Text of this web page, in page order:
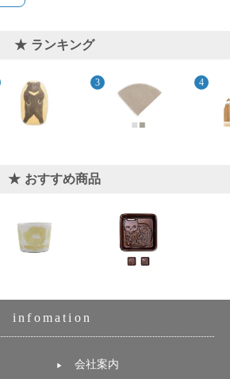
ランキング
おすすめ商品
infomation
会社案内